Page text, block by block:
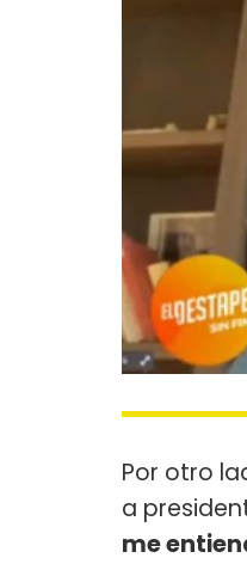
Por otro
a
me